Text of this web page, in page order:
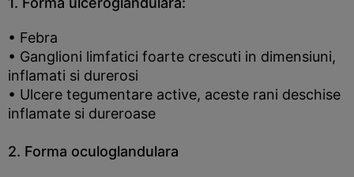
• Febra
• Ganglioni limfatici foarte crescuti in dimensiuni,
inflamati si durerosi
• Ulcere tegumentare active, aceste rani deschise
inflamate si dureroase
2. Forma oculoglandulara